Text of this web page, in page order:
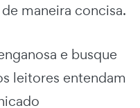
maneira concisa.
e busque
leitores entendam